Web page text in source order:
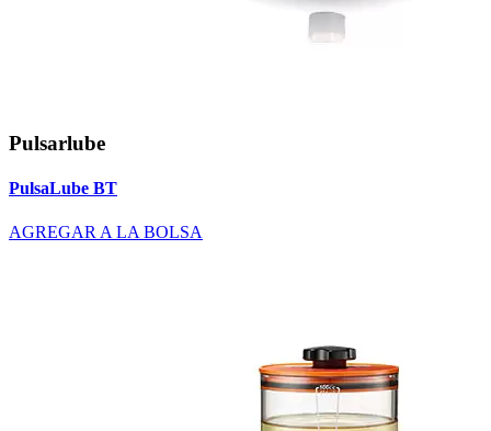
Pulsarlube
PulsaLube BT
AGREGAR A LA BOLSA